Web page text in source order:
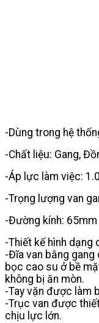
-Dùng trong hệ
-Chất liệu: Gang,
-Áp lực làm việc:
-Trọng lượng van
-Đường kính: 65mm
-Thiết kế hình dạng
-Đĩa van bằng
bọc cao su ở bề
không bị ăn mòn.
-Tay vặn được làm
-Trục van được
chịu lực lớn.